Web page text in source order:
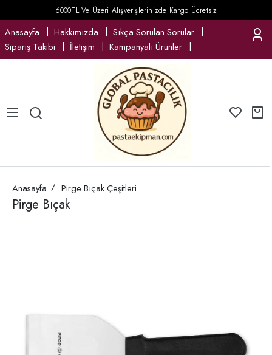
6000TL Ve Üzeri Alışverişlerinizde Kargo Ücretsiz
Anasayfa Hakkımızda
Sıkça Sorulan Sorular
Sipariş Takibi
İletişim Kampanyalı Ürünler
Anasayfa Pirge Bıçak Çeşitleri
Pirge Bıçak